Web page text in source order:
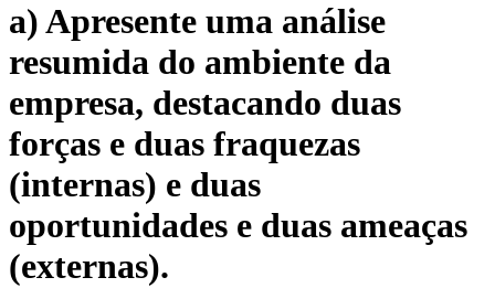
a) Apresente uma análise
resumida do ambiente da
empresa, destacando duas
forças e duas fraquezas
(internas) e duas
oportunidades e duas ameaças
(externas).